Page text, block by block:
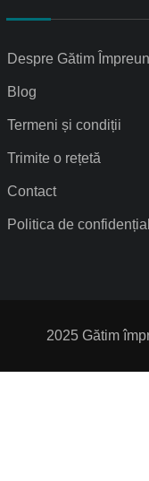
Despre Gătim
Blog
Termeni și condiții
Trimite o rețetă
Contact
Politica de
2025 Gătim